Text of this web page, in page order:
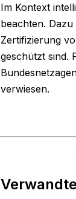
Im Kontext
beachten.
Zertifizierung
geschützt sind.
verwiesen.